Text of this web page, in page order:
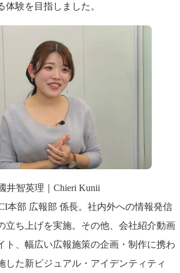
体験を目指しました。
井智英理｜Chieri Kunii
本部 広報部 係長。社内外への情報発信
立ち上げを実施。その他、会社紹介動画
ト、幅広い広報施策の企画・制作に携わ
した新ビジュアル・アイデンティティ